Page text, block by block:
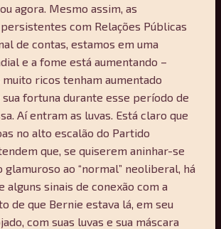
agora. Mesmo assim, as
com Relações Públicas
de contas, estamos em uma
e a fome está aumentando –
muito ricos tenham aumentado
fortuna durante esse período de
Aí entram as luvas. Está claro que
no alto escalão do Partido
que, se quiserem aninhar-se
ao “normal” neoliberal, há
alguns sinais de conexão com a
de que Bernie estava lá, em seu
com suas luvas e sua máscara